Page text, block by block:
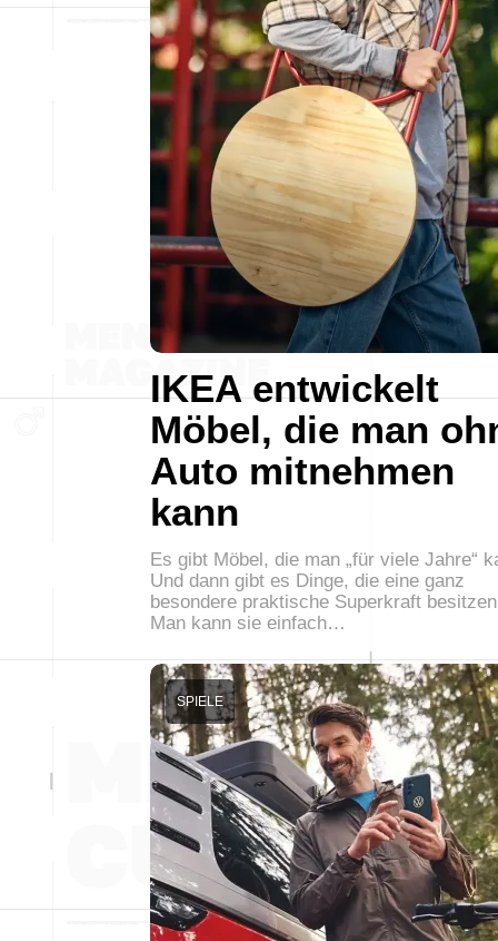
IKEA entwickelt
Möbel, die man
Auto mitnehmen
kann
Es gibt Möbel, die man „für viele Jahre“
Und dann gibt es Dinge, die eine ganz
besondere praktische Superkraft
Man kann sie einfach…
SPIELE